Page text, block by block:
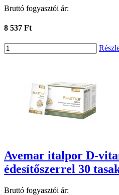
Bruttó fogyasztói ár:
8 537 Ft
Avemar italpor D-
édesítőszerrel 30
Bruttó fogyasztói ár: